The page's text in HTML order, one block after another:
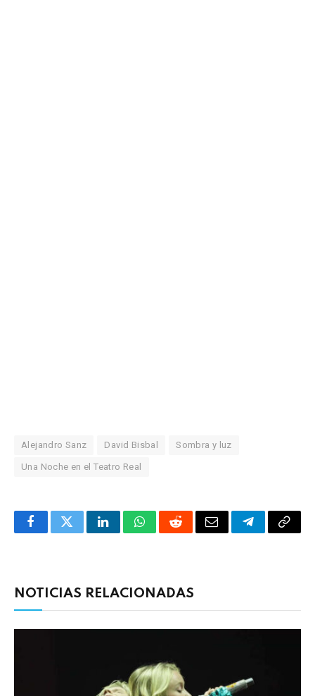
Alejandro Sanz David Bisbal Sombra y luz
Una Noche en el Teatro Real
FacebookTwitterLinkedInWhatsAppRedditCorreoTelegrama
NOTICIAS RELACIONADAS